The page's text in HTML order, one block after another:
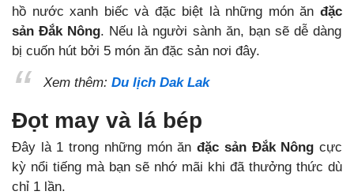
hồ nước xanh biếc và đặc biệt là những món ăn đặc
sản Đắk Nông. Nếu là người sành ăn, bạn sẽ dễ dàng
bị cuốn hút bởi 5 món ăn đặc sản nơi đây.
Xem thêm: Du lịch Dak Lak
Đọt may và lá bép
Đây là 1 trong những món ănđặc sản Đắk Nông cực
kỳ nổi tiếng mà bạn sẽ nhớ mãi khi đã thưởng thức dù
chỉ 1 lần.